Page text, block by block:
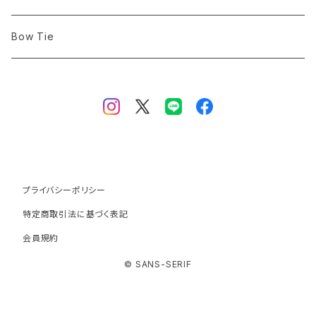
Denim
Denim
Bow Tie
プライバシーポリシー
特定商取引法に基づく表記
会員規約
© SANS-SERIF